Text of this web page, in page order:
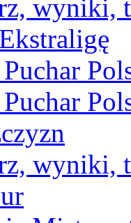
wyniki,
wyniki,